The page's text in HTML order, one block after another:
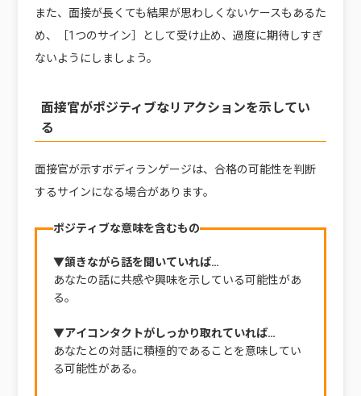
また、面接が長くても結果が思わしくないケースもあるた
め、［1つのサイン］として受け止め、過度に期待しすぎ
ないようにしましょう。
面接官がポジティブなリアクションを示してい
る
面接官が示すボディランゲージは、合格の可能性を判断
するサインになる場合があります。
ポジティブな意味を含むもの
▼頷きながら話を聞いていれば…
あなたの話に共感や興味を示している可能性があ
る。
▼アイコンタクトがしっかり取れていれば…
あなたとの対話に積極的であることを意味してい
る可能性がある。